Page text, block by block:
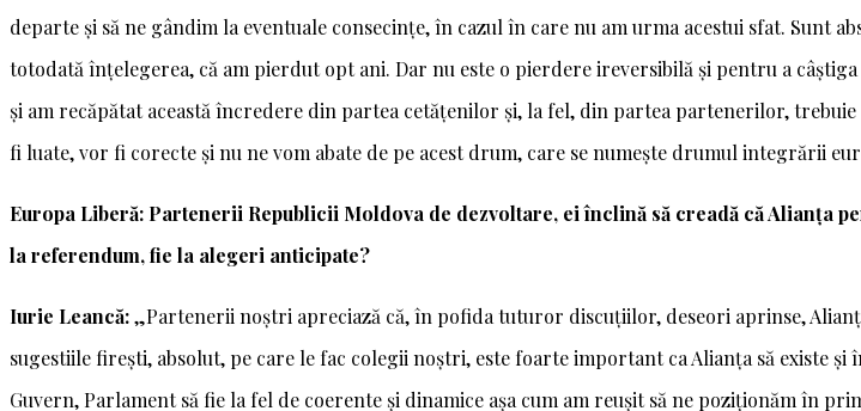
departe și să ne gândim la eventuale consecințe, în cazul în care nu am urma acestui sfat. Sunt
totodată înțelegerea, că am pierdut opt ani. Dar nu este o pierdere ireversibilă și pentru a
și am recăpătat această încredere din partea cetățenilor și, la fel, din partea partenerilor,
fi luate, vor fi corecte și nu ne vom abate de pe acest drum, care se numește drumul integrării
Europa Liberă: Partenerii Republicii Moldova de dezvoltare, ei înclină să creadă că Alianța
la referendum, fie la alegeri anticipate?
Iurie Leancă:„Partenerii noștri apreciază că, în pofida tuturor discuțiilor, deseori aprinse,
sugestiile firești, absolut, pe care le fac colegii noștri, este foarte important ca Alianța să existe
Guvern, Parlament să fie la fel de coerente și dinamice așa cum am reușit să ne poziționăm în